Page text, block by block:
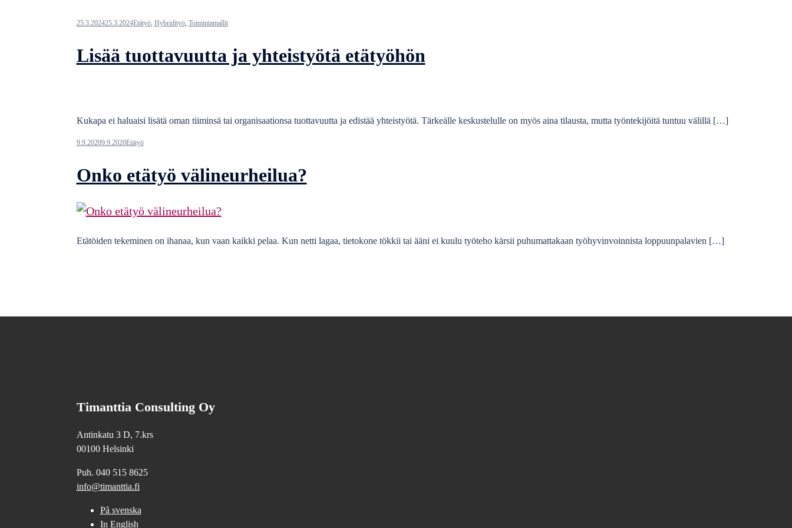
25.3.202425.3.2024Etätyö, Hybridityö, Toimintamallit
Lisää tuottavuutta ja yhteistyötä etätyöhön
Kukapa ei haluaisi lisätä oman tiiminsä tai organisaationsa tuottavuutta ja edistää yhteistyötä. Tärkeälle keskustelulle on myös aina tilausta, mutta työntekijöitä tuntuu välillä […]
9.9.20209.9.2020Etätyö
Onko etätyö välineurheilua?
Etätöiden tekeminen on ihanaa, kun vaan kaikki pelaa. Kun netti lagaa, tietokone tökkii tai ääni ei kuulu työteho kärsii puhumattakaan työhyvinvoinnista loppuunpalavien […]
Timanttia Consulting Oy
Antinkatu 3 D, 7.krs
00100 Helsinki
Puh. 040 515 8625
info@timanttia.fi
På svenska
In English